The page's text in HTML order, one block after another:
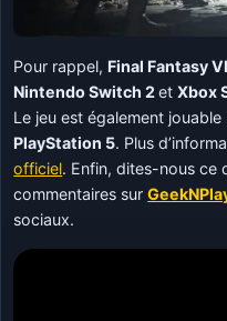
Pour rappel, Final Fantasy
Nintendo Switch 2etXbox
Le jeu est également jouable
PlayStation 5. Plus
officiel. Enfin, dites-nous ce
commentaires sur
sociaux.